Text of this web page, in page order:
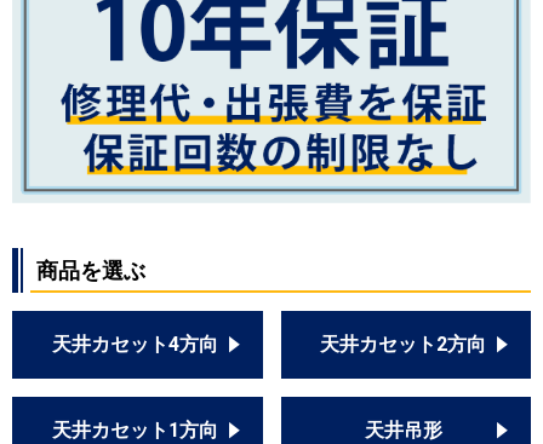
商品を選ぶ
天井カセット4方向 天井カセット2方向
天井カセット1方向 天井吊形